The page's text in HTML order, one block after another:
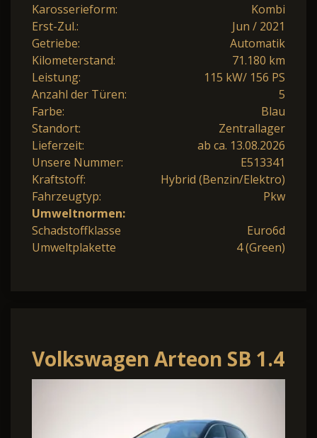
Karosserieform:
Kombi
Erst-Zul.:
Jun / 2021
Getriebe:
Automatik
Kilometerstand:
71.180 km
Leistung:
115 kW/ 156 PS
Anzahl der Türen:
5
Farbe:
Blau
Standort:
Zentrallager
Lieferzeit:
ab ca. 13.08.2026
Unsere Nummer:
E513341
Kraftstoff:
Hybrid (Benzin/Elektro)
Fahrzeugtyp:
Pkw
Umweltnormen:
Schadstoffklasse
Euro6d
Umweltplakette
4 (Green)
Volkswagen Arteon SB 1.4
eHybrid DSG R-Line
LEDER AHK KAMER